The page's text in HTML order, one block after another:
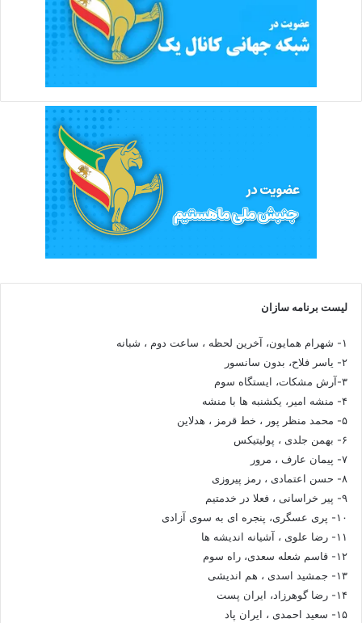
لیست برنامه سازان
۱- شهرام همایون، آخرین لحظه ، ساعت دوم ، شبانه
۲- یاسر فلاح، بدون سانسور
۳-آرش مشکات، ایستگاه سوم
۴- منشه امیر، یکشنبه ها با منشه
۵- محمد منظر پور ، خط قرمز ، هدلاین
۶- بهمن جلدی ، پولیتیکس
۷- پیمان عارف ، مرور
۸- حسن اعتمادی ، رمز پیروزی
۹- پیر خراسانی ، فعلا در خدمتیم
۱۰- پری عسگری، پنجره ای به سوی آزادی
۱۱- رضا علوی ، آشیانه اندیشه ها
۱۲- قاسم شعله سعدی، راه سوم
۱۳- جمشید اسدی ، هم اندیشی
۱۴- رضا گوهرزاد، ایران پست
۱۵- سعید احمدی ، ایران پاد